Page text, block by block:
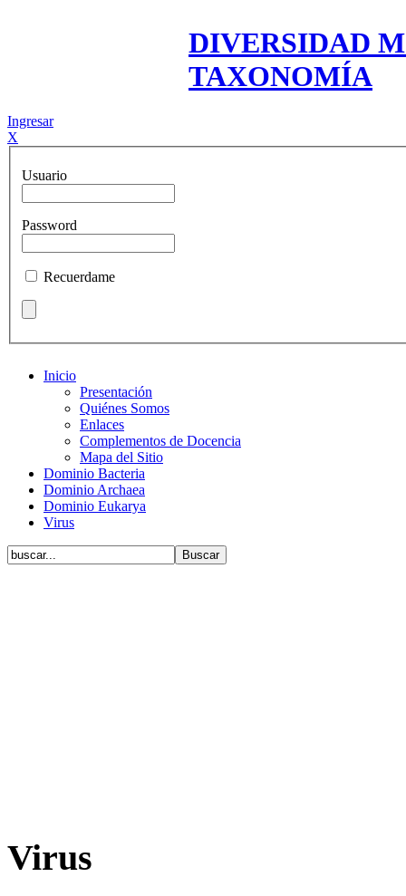
DIVERSIDAD
TAXONOMÍA
Ingresar
X
Usuario
Password
Recuerdame
Inicio
Presentación
Quiénes Somos
Enlaces
Complementos de Docencia
Mapa del Sitio
Dominio Bacteria
Dominio Archaea
Dominio Eukarya
Virus
Virus